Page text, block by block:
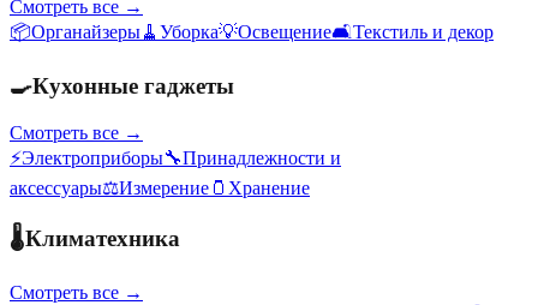
Смотреть все →
📦Органайзеры🧹 Уборка💡Освещение🛋️Текстиль и декор
🍳Кухонные гаджеты
Смотреть все →
⚡Электроприборы🔧Принадлежности и
аксессуары⚖️Измерение 🫙 Хранение
🌡️Климатехника
Смотреть все →